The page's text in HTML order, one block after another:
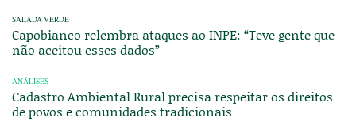
SALADA VERDE
Capobianco relembra ataques ao INPE: “Teve gente que
não aceitou esses dados”
ANÁLISES
Cadastro Ambiental Rural precisa respeitar os direitos
de povos e comunidades tradicionais